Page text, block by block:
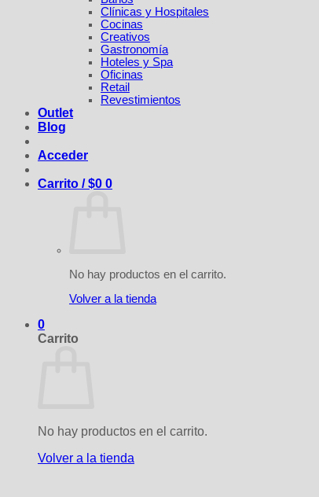
Clínicas y Hospitales
Cocinas
Creativos
Gastronomía
Hoteles y Spa
Oficinas
Retail
Revestimientos
Outlet
Blog
Acceder
Carrito /$0 0
No hay productos en el carrito.
Volver a la tienda
0
Carrito
No hay productos en el carrito.
Volver a la tienda